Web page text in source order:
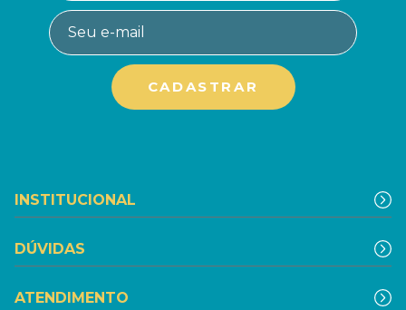
INSTITUCIONAL
DÚVIDAS
ATENDIMENTO